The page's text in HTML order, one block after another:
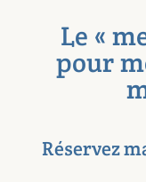
Le «
pour
Réservez